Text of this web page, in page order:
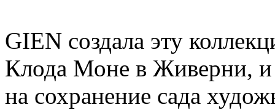
GIEN создала эту
Клода Моне в Живерни, и
на сохранение сада